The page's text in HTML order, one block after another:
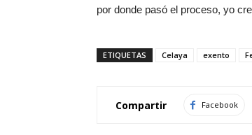
por donde pasó el proceso, yo
ETIQUETAS Celaya exento
Compartir Facebook